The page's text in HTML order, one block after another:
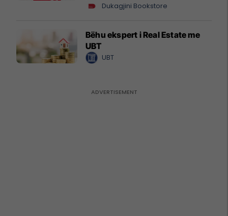
Dukagjini Bookstore
Bëhu ekspert i Real Estate me
UBT
UBT